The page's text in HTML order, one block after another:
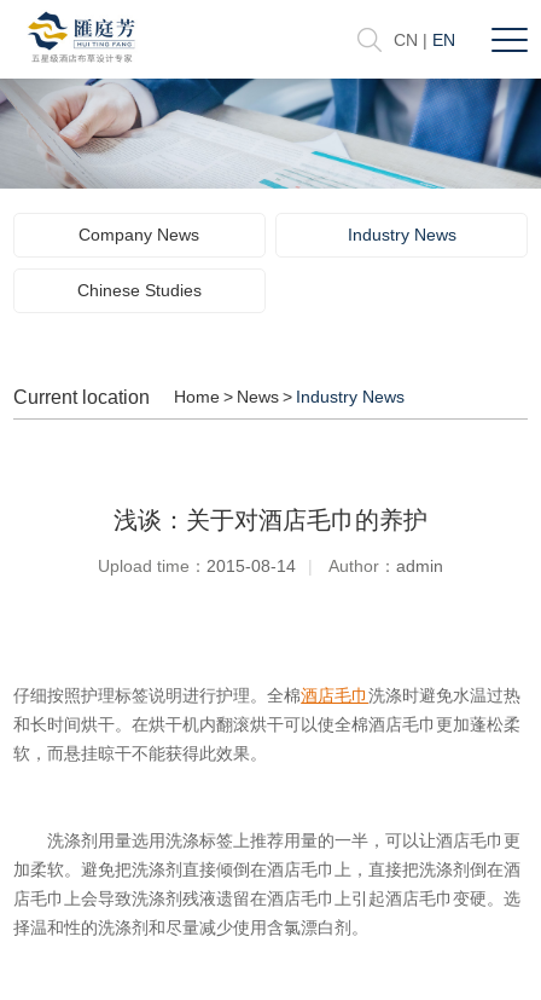
CN | EN
Company News Industry News
Chinese Studies
Current location Home > News > Industry News
浅谈：关于对酒店毛巾的养护
Upload time： 2015-08-14 | Author： admin
仔细按照护理标签说明进行护理。全棉酒店毛巾洗涤时避免水温过热
和长时间烘干。在烘干机内翻滚烘干可以使全棉酒店毛巾更加蓬松柔
软，而悬挂晾干不能获得此效果。
洗涤剂用量选用洗涤标签上推荐用量的一半，可以让酒店毛巾更
加柔软。避免把洗涤剂直接倾倒在酒店毛巾上，直接把洗涤剂倒在酒
店毛巾上会导致洗涤剂残液遗留在酒店毛巾上引起酒店毛巾变硬。选
择温和性的洗涤剂和尽量减少使用含氯漂白剂。